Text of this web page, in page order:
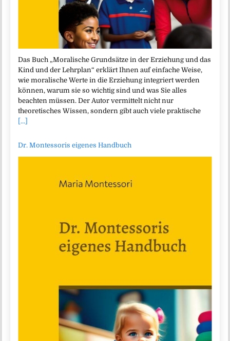
Das Buch „Moralische Grundsätze in der Erziehung und das
Kind und der Lehrplan“ erklärt Ihnen auf einfache Weise,
wie moralische Werte in die Erziehung integriert werden
können, warum sie so wichtig sind und was Sie alles
beachten müssen. Der Autor vermittelt nicht nur
theoretisches Wissen, sondern gibt auch viele praktische
[...]
Dr. Montessoris eigenes Handbuch